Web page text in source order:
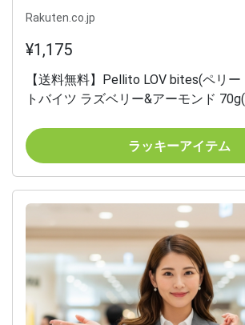
Rakuten.co.jp
¥1,175
【送料無料】Pellito LOV bites(ペリ
トバイツ ラズベリー&アーモンド
ラッキーアイテム